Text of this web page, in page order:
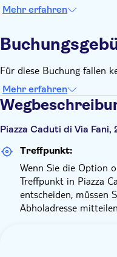
Mehr erfahren
Für diese Buchung fallen
Mehr erfahren
Piazza Caduti di Via
Treffpunkt:
Wenn Sie die Option
Treffpunkt in Piazza
entscheiden, müssen
Abholadresse